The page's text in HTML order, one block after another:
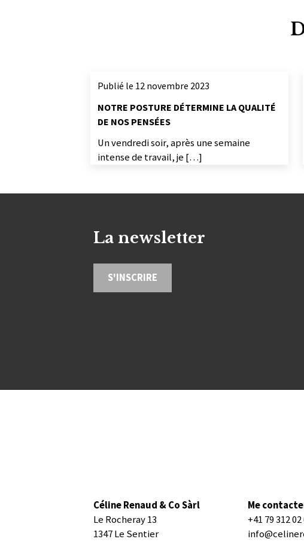
Publié le 12 novembre 2023
NOTRE POSTURE DÉTERMINE LA QUALITÉ
DE NOS PENSÉES
Un vendredi soir, après une semaine
intense de travail, je […]
La newsletter
S'INSCRIRE
Céline Renaud & Co Sàrl
Le Rocheray 13
1347 Le Sentier
Me
+41 79 312 02